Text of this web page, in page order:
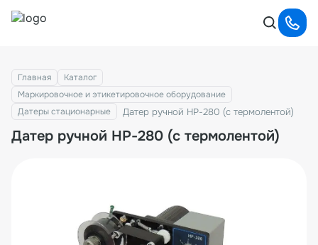
Главная
Каталог
Маркировочное и этикетировочное оборудование
Датеры стационарные
Датер ручной НР-280 (с термолентой)
Датер ручной НР-280 (с термолентой)